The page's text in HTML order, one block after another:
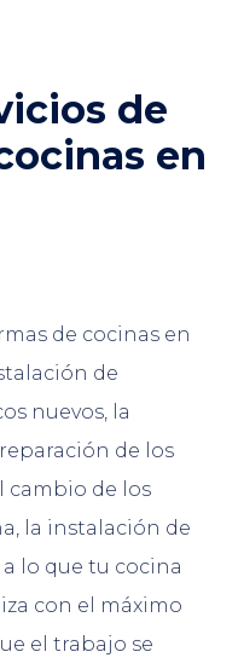
de
en
de cocinas en
de
nuevos, la
de los
cambio de los
la instalación de
a lo que tu cocina
con el máximo
el trabajo se